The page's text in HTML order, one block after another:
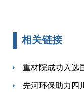
相关链接
重材院成功入选
先河环保助力四